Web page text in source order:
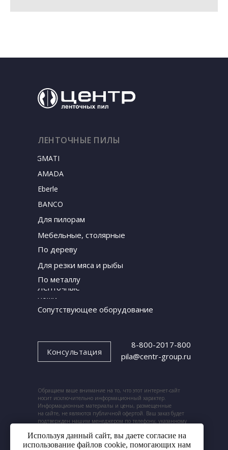
SIGMATEC
AMADA
Eberle
BANCO
Консультация
Для пилорам
Мебельные, столярные
По дереву
Для резки мяса и рыбы
8-800-2017-800
pila@centr-group.ru
ЛЕНТОЧНЫЕ ПИЛЫ
Обращаем ваше внимание на то, что этот интернет-сайт
носит исключительно информационный характер.
Информационные материалы и цены, размещенные
на сайте, не являются публичной офертой. Ваш заказ будет
подтвержден нашим менеджером по телефону, указанному
По металлу
Ленточные
ножи
Сопутствующее оборудование
Используя данный сайт, вы даете согласие на
использование файлов cookie, помогающих нам